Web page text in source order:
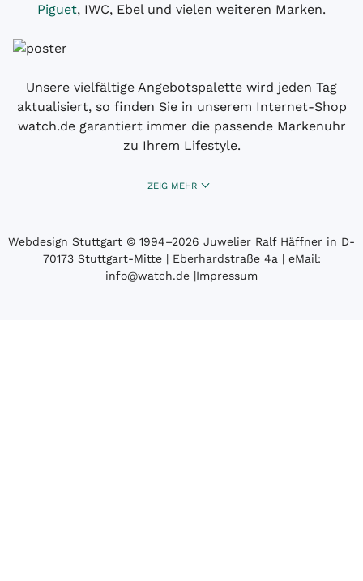
Piguet, IWC, Ebel und vielen weiteren Marken.
Unsere vielfältige Angebotspalette wird jeden Tag
aktualisiert, so finden Sie in unserem Internet-Shop
watch.de garantiert immer die passende Markenuhr
zu Ihrem Lifestyle.
ZEIG MEHR
Webdesign Stuttgart © 1994­–2026 Juwelier Ralf Häffner in D-
70173 Stuttgart-Mitte | Eberhardstraße 4a | eMail:
info@watch.de |Impressum